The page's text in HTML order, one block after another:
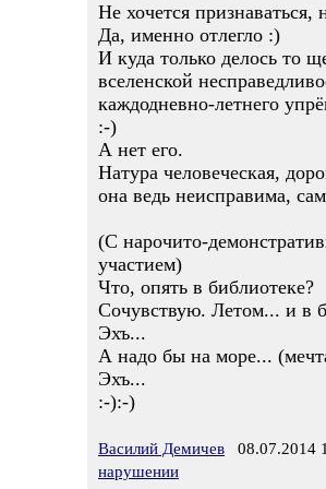
Не хочется признаваться,
Да, именно отлегло :)
И куда только делось то
вселенской
каждодневно-летнего
:-)
А нет его.
Натура человеческая,
она ведь неисправима,
(С нарочито-
участием)
Что, опять в библиотеке?
Сочувствую. Летом... и в
Эхъ...
А надо бы на море...
Эхъ...
:-):-)
Василий Демичев 08.07.2014
нарушении